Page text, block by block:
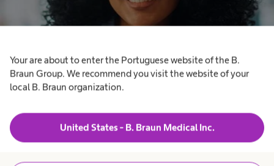
Your are about to enter the Portuguese website of the B.
Braun Group. We recommend you visit the website of your
local B. Braun organization.
United States - B. Braun Medical Inc.